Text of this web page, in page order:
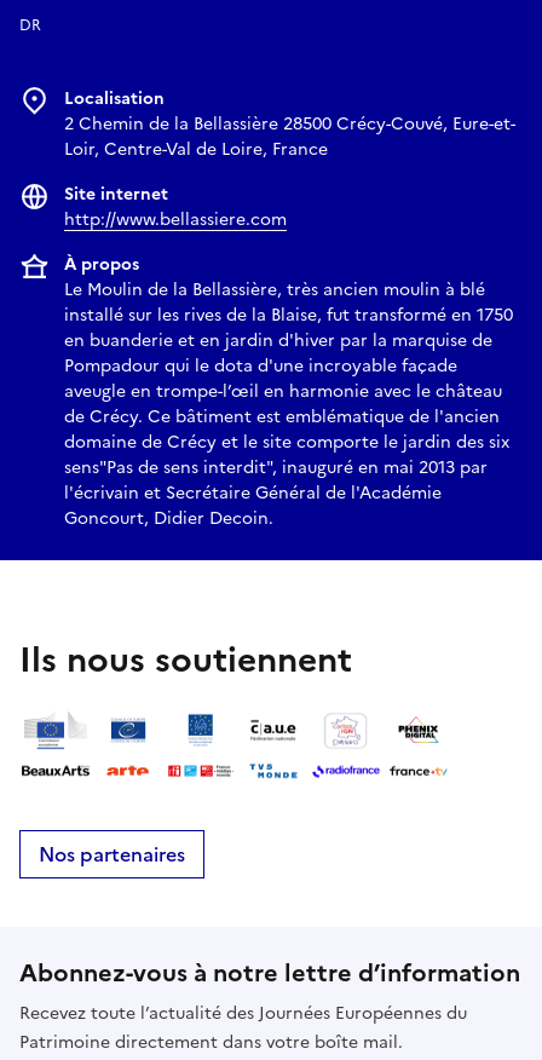
DR
Localisation
2 Chemin de la Bellassière 28500 Crécy-Couvé, Eure-et-
Loir, Centre-Val de Loire, France
Site internet
http://www.bellassiere.com
À propos
Le Moulin de la Bellassière, très ancien moulin à blé
installé sur les rives de la Blaise, fut transformé en 1750
en buanderie et en jardin d'hiver par la marquise de
Pompadour qui le dota d'une incroyable façade
aveugle en trompe-l’œil en harmonie avec le château
de Crécy. Ce bâtiment est emblématique de l'ancien
domaine de Crécy et le site comporte le jardin des six
sens"Pas de sens interdit", inauguré en mai 2013 par
l'écrivain et Secrétaire Général de l'Académie
Goncourt, Didier Decoin.
Ils nous soutiennent
Nos partenaires
Abonnez-vous à notre lettre d’information
Recevez toute l’actualité des Journées Européennes du
Patrimoine directement dans votre boîte mail.